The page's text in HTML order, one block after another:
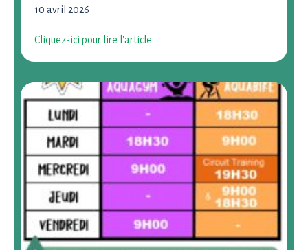
10 avril 2026
Cliquez-ici pour lire l'article